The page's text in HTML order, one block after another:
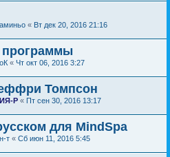
« Вт дек 20, 2016 21:16
« Чт окт 06, 2016 3:27
Томпсон
Р « Пт сен 30, 2016 13:17
для MindSpa
т « Сб июн 11, 2016 5:45